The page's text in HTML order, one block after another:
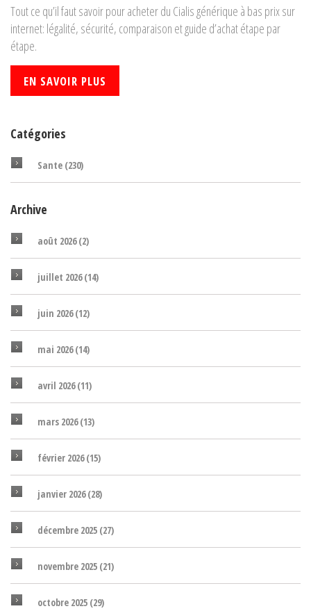
Tout ce qu’il faut savoir pour acheter du Cialis générique à bas prix sur
internet: légalité, sécurité, comparaison et guide d’achat étape par
étape.
EN SAVOIR PLUS
Catégories
Sante (230)
Archive
août 2026(2)
juillet 2026(14)
juin 2026(12)
mai 2026(14)
avril 2026(11)
mars 2026(13)
février 2026(15)
janvier 2026(28)
décembre 2025 (27)
novembre 2025 (21)
octobre 2025 (29)